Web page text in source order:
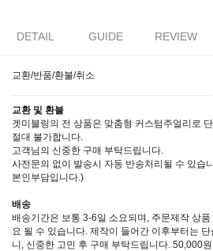
DETAIL GUIDE REVIEW
교환/반품/환불/취소
교환 및 환불
겟미블링의 전 상품은 맞춤형 커스텀주얼리로
절대 불가합니다.
고객님의 신중한 구매 부탁드립니다.
사전문의 없이 발송시 자동 반송처리될 수 있습
본인부담입니다.)
배송
배송기간은 보통 3-6일 소요되며, 주문제작 상
요 될 수 있습니다. 제작이 들어간 이후부터는
니, 신중한 고민 후 구매 부탁드립니다. 50,000